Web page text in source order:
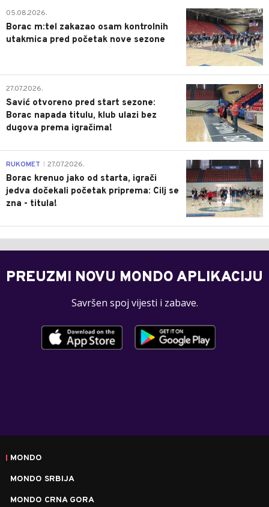
0
05.08.2026.
Borac m:tel zakazao osam kontrolnih
utakmica pred početak nove sezone
0
27.07.2026.
Savić otvoreno pred start sezone:
Borac napada titulu, klub ulazi bez
dugova prema igračima!
0
RUKOMET 27.07.2026.
Borac krenuo jako od starta, igrači
jedva dočekali početak priprema: Cilj se
zna - titula!
PREUZMI NOVU MONDO APLIKACIJU
Savršen spoj vijesti i zabave.
MONDO
MONDO SRBIJA
MONDO CRNA GORA